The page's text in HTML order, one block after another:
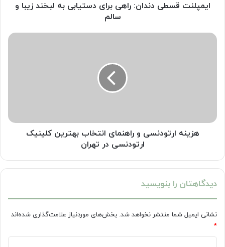
ایمپلنت قسطی دندان: راهی برای دستیابی به لبخند زیبا و
سالم
هزینه
در
هزینه ارتودنسی و راهنمای انتخاب بهترین کلینیک
ارتودنسی در تهران
دیدگاهتان را بنویسید
نشانی ایمیل شما منتشر نخواهد شد. بخش‌های موردنیاز علامت‌گذاری شده‌اند
*